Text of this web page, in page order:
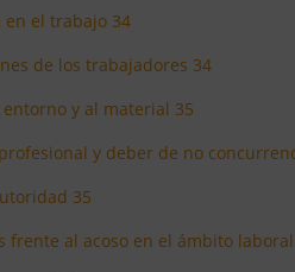
en el trabajo 34
de los trabajadores 34
y al material 35
y deber de no
35
frente al acoso en el ámbito